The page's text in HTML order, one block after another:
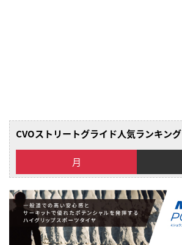
CVOストリートグライド人気ランキング
月